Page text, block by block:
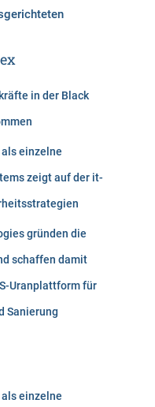
in der Black
einzelne
zeigt auf der it-
gründen die
schaffen damit
Uranplattform für
Sanierung
einzelne